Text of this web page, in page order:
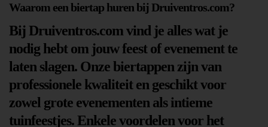
Waarom een biertap huren bij Druiventros.com?
Bij Druiventros.com vind je alles wat je
nodig hebt om jouw feest of evenement te
laten slagen. Onze biertappen zijn van
professionele kwaliteit en geschikt voor
zowel grote evenementen als intieme
tuinfeestjes. Enkele voordelen voor het